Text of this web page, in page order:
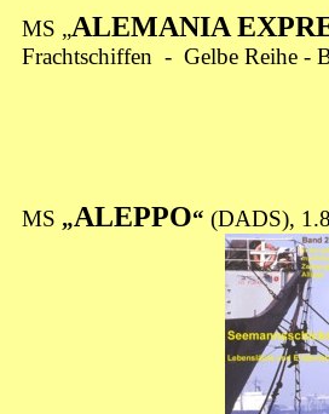
MS „ALEMANIA
Frachtschiffen - Gelbe Reihe -
MS „ALEPPO“ (DADS),